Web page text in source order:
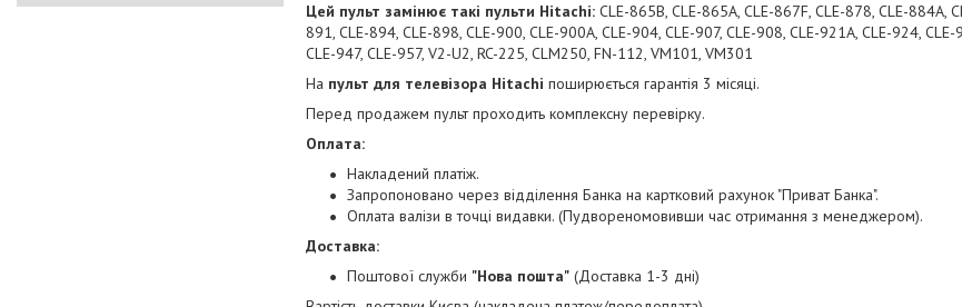
Цей пульт замінює такі пульти Hitachi: CLE-865B, CLE-865A, CLE-867F, CLE-878, CLE-884A,
891, CLE-894, CLE-898, CLE-900, CLE-900A, CLE-904, CLE-907, CLE-908, CLE-921A, CLE-924,
CLE-947, CLE-957, V2-U2, RC-225, CLM250, FN-112, VM101, VM301
На пульт для телевізора Hitachi поширюється гарантія 3 місяці.
Перед продажем пульт проходить комплексну перевірку.
Оплата:
Накладений платіж.
Запропоновано через відділення Банка на картковий рахунок "Приват Банка".
Оплата валізи в точці видавки. (Пудвореномовивши час отримання з менеджером).
Доставка:
Поштової служби "Нова пошта" (Доставка 1-3 дні)